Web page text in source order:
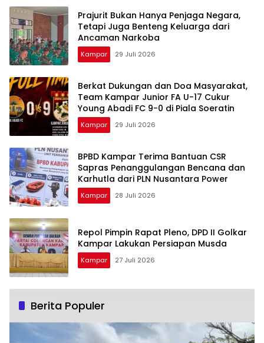
Prajurit Bukan Hanya Penjaga Negara,
Tetapi Juga Benteng Keluarga dari
Ancaman Narkoba
Kampar 29 Juli 2026
Berkat Dukungan dan Doa Masyarakat,
Team Kampar Junior FA U-17 Cukur
Young Abadi FC 9-0 di Piala Soeratin
Kampar 29 Juli 2026
BPBD Kampar Terima Bantuan CSR
Sapras Penanggulangan Bencana dan
Karhutla dari PLN Nusantara Power
Kampar 28 Juli 2026
Repol Pimpin Rapat Pleno, DPD II Golkar
Kampar Lakukan Persiapan Musda
Kampar 27 Juli 2026
Berita Populer